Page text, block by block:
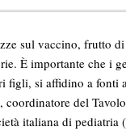
sul vaccino, frutto
È importante che i
figli, si affidino a fonti
coordinatore del
italiana di pediatria